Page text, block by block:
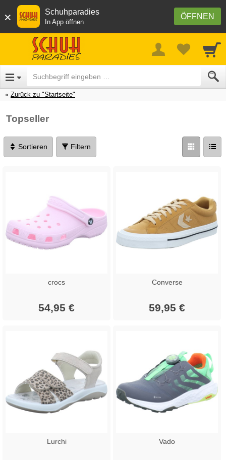
× ÖFFNEN
Schuhparadies
In App öffnen
Zurück zu "Startseite"
Topseller
Sortieren Filtern
crocs
54,95 €
Converse
59,95 €
Lurchi Vado